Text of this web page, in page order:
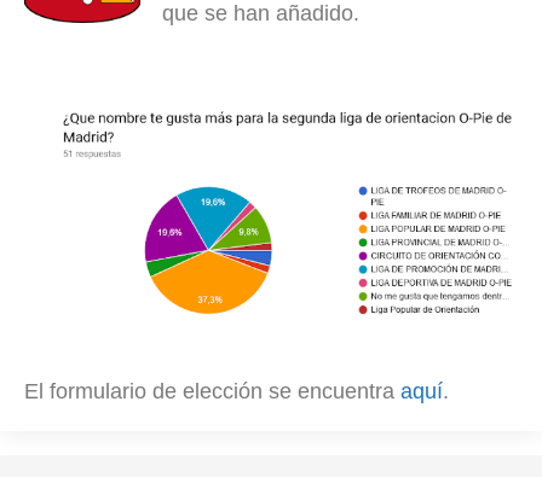
que se han añadido.
El formulario de elección se encuentra aquí.